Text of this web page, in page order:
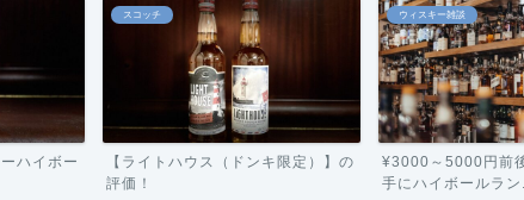
ハイボー
スコッチ
【ライトハウス（ドンキ限定）】の
評価！
ウィスキー雑談
¥3000～5000円前
手にハイボールラン